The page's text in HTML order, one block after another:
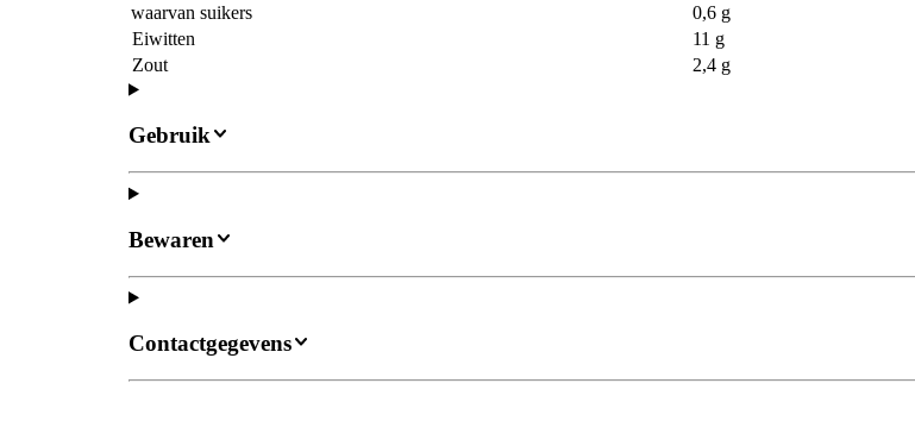
waarvan suikers
0,6 g
Eiwitten
11 g
Zout
2,4 g
Gebruik
Bewaren
Contactgegevens